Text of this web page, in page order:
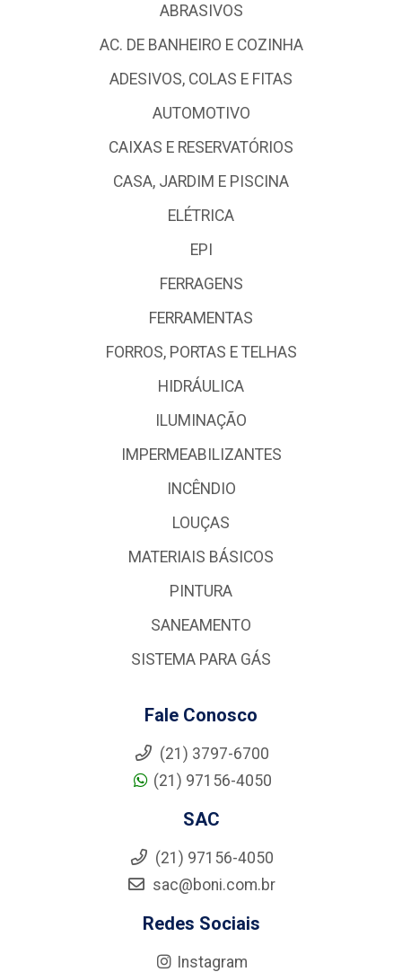
ABRASIVOS
AC. DE BANHEIRO E COZINHA
ADESIVOS, COLAS E FITAS
AUTOMOTIVO
CAIXAS E RESERVATÓRIOS
CASA, JARDIM E PISCINA
ELÉTRICA
EPI
FERRAGENS
FERRAMENTAS
FORROS, PORTAS E TELHAS
HIDRÁULICA
ILUMINAÇÃO
IMPERMEABILIZANTES
INCÊNDIO
LOUÇAS
MATERIAIS BÁSICOS
PINTURA
SANEAMENTO
SISTEMA PARA GÁS
Fale Conosco
(21) 3797-6700
(21) 97156-4050
SAC
(21) 97156-4050
sac@boni.com.br
Redes Sociais
Instagram